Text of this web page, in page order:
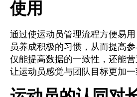
使用
通过使运动员管理流程方便易
员养成积极的习惯，从而提高
仅能提高数据的一致性，还能营
让运动员感觉与团队目标更加一